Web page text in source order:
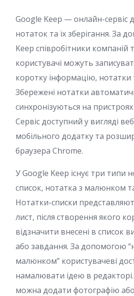
Google Keep — онлайн-сервіс
нотаток та їх зберігання. За
Keep співробітники компаній
користувачі можуть
коротку інформацію, нотатки
Збережені нотатки
синхронізуються на
Сервіс доступний у вигляді
мобільного додатку та
браузера Chrome.
У Google Keep існує три типи
список, нотатка з малюнком
Нотатки-списки
лист, після створення якого
відзначити внесені в список
або завдання. За допомогою
малюнком” користувачеві
намалювати ідею в
можна додати фотографію